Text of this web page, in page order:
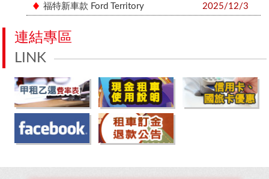
福特新車款 Ford Territory 2025/12/3
連結專區
LINK